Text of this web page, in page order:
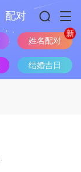
配对
姓名配对
结婚吉日